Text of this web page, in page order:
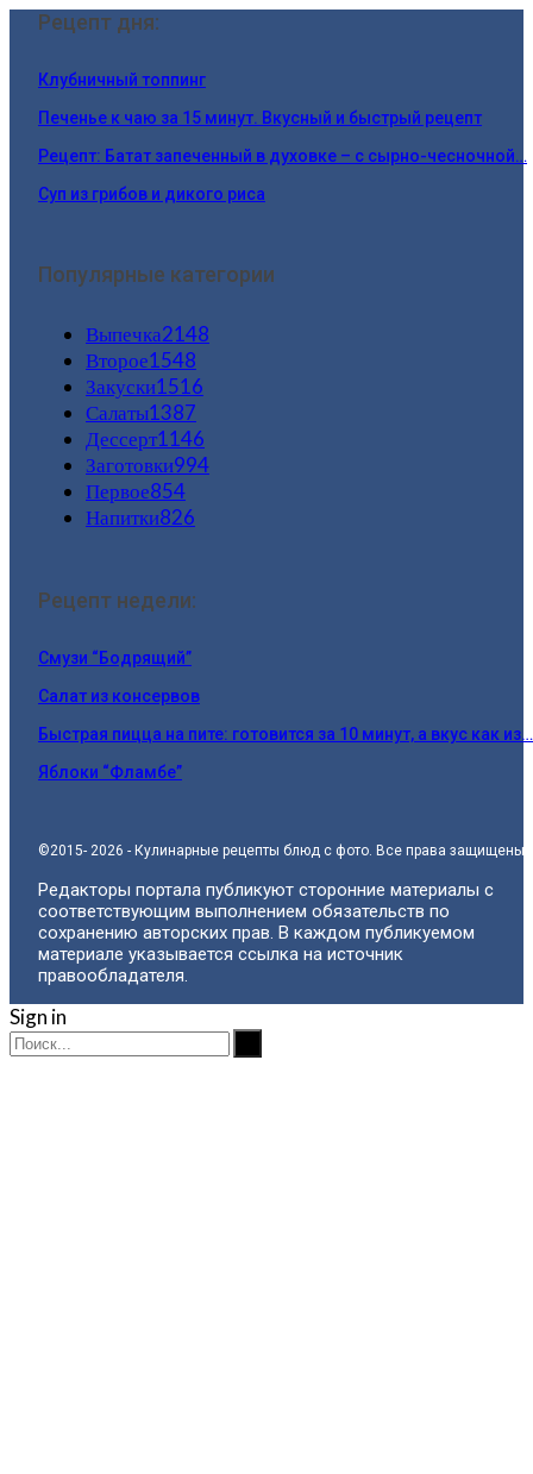
Рецепт дня:
Клубничный топпинг
Печенье к чаю за 15 минут. Вкусный и быстрый рецепт
Рецепт: Батат запеченный в духовке – с сырно-чесночной…
Суп из грибов и дикого риса
Популярные категории
Выпечка2148
Второе1548
Закуски1516
Салаты1387
Дессерт1146
Заготовки994
Первое854
Напитки826
Рецепт недели:
Смузи “Бодрящий”
Салат из консервов
Быстрая пицца на пите: готовится за 10 минут, а вкус как из…
Яблоки “Фламбе”
©2015- 2026 - Кулинарные рецепты блюд с фото. Все права защищены.
Редакторы портала публикуют сторонние материалы с
соответствующим выполнением обязательств по
сохранению авторских прав. В каждом публикуемом
материале указывается ссылка на источник
правообладателя.
Sign in